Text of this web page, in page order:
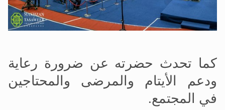
كما تحدث حضرته عن ضرورة رعاية
ودعم الأيتام والمرضى والمحتاجين
في المجتمع.